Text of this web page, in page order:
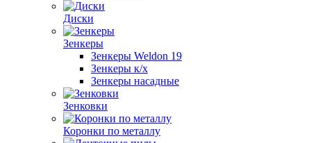
Диски
Зенкеры
Зенкеры Weldon 19
Зенкеры к/х
Зенкеры насадные
Зенковки
Коронки по металлу